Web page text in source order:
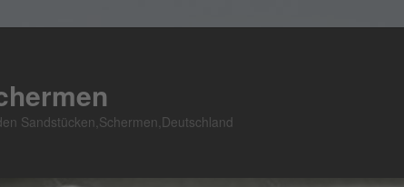
Sandstücken,Schermen,Deutschland